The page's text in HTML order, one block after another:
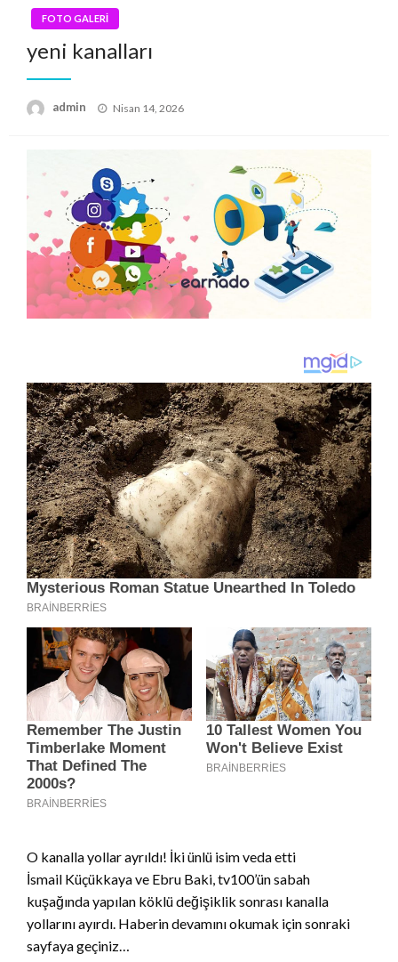
FOTO GALERİ
yeni kanalları
admin
Posted
Nisan 14, 2026
O kanalla yollar ayrıldı! İki ünlü isim veda etti
İsmail Küçükkaya ve Ebru Baki, tv100’ün sabah
kuşağında yapılan köklü değişiklik sonrası kanalla
yollarını ayırdı. Haberin devamını okumak için sonraki
sayfaya geçiniz…